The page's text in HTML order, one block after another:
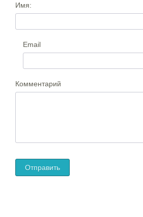
Имя:
Email
Комментарий